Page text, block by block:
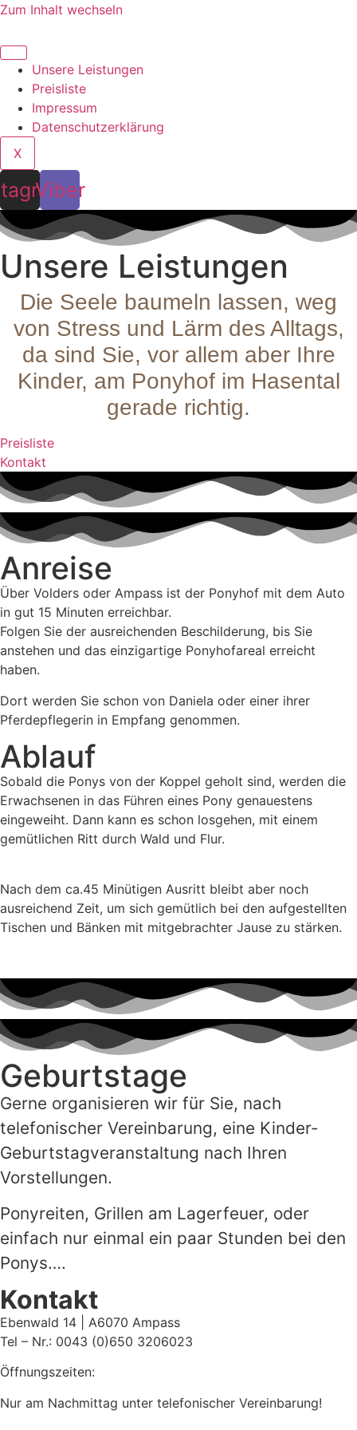
Zum Inhalt wechseln
Unsere Leistungen
Preisliste
Impressum
Datenschutzerklärung
X
Viber
Unsere Leistungen
Die Seele baumeln lassen, weg
von Stress und Lärm des Alltags,
da sind Sie, vor allem aber Ihre
Kinder, am Ponyhof im Hasental
gerade richtig.
Preisliste
Kontakt
Anreise
Über Volders oder Ampass ist der Ponyhof mit dem Auto
in gut 15 Minuten erreichbar.
Folgen Sie der ausreichenden Beschilderung, bis Sie
anstehen und das einzigartige Ponyhofareal erreicht
haben.
Dort werden Sie schon von Daniela oder einer ihrer
Pferdepflegerin in Empfang genommen.
Ablauf
Sobald die Ponys von der Koppel geholt sind, werden die
Erwachsenen in das Führen eines Pony genauestens
eingeweiht. Dann kann es schon losgehen, mit einem
gemütlichen Ritt durch Wald und Flur.
Nach dem ca.45 Minütigen Ausritt bleibt aber noch
ausreichend Zeit, um sich gemütlich bei den aufgestellten
Tischen und Bänken mit mitgebrachter Jause zu stärken.
Geburtstage
Gerne organisieren wir für Sie, nach
telefonischer Vereinbarung, eine Kinder-
Geburtstagveranstaltung nach Ihren
Vorstellungen.
Ponyreiten, Grillen am Lagerfeuer, oder
einfach nur einmal ein paar Stunden bei den
Ponys….
Kontakt
Ebenwald 14 | A6070 Ampass
Tel – Nr.: 0043 (0)650 3206023
Öffnungszeiten:
Nur am Nachmittag unter telefonischer Vereinbarung!